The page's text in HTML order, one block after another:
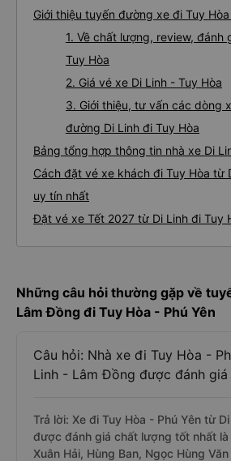
Giới thiệu tuyến đường xe đi Tuy
1. Về chất lượng, review, đánh
Tuy Hòa
2. Giá vé xe Di Linh - Tuy Hòa
3. Giới thiệu, tư vấn các dòng
đường Di Linh đi Tuy Hòa
Bảng tổng hợp thông tin nhà xe Di
Cách đặt vé xe khách đi Tuy Hòa từ
uy tín nhất
Đặt vé xe Tết 2027 từ Di Linh đi Tuy
Những câu hỏi thường gặp về
Lâm Đồng đi Tuy Hòa - Phú Yên
Câu hỏi: Nhà xe đi Tuy Hòa -
Linh - Lâm Đồng được đánh
Trả lời: Xe đi Tuy Hòa - Phú Yên từ
được đánh giá chất lượng tốt nhất
Xuân Hải, Hùng Ban, Ngọc Hùng Văn